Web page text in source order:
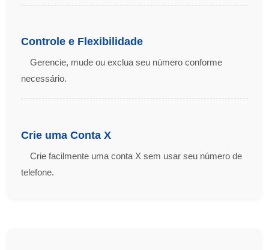
Controle e Flexibilidade
Gerencie, mude ou exclua seu número conforme
necessário.
Crie uma Conta X
Crie facilmente uma conta X sem usar seu número de
telefone.